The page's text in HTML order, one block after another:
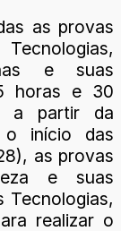
as provas
e suas
horas e 30
a partir da
o início das
as provas
e suas
Tecnologias,
realizar o